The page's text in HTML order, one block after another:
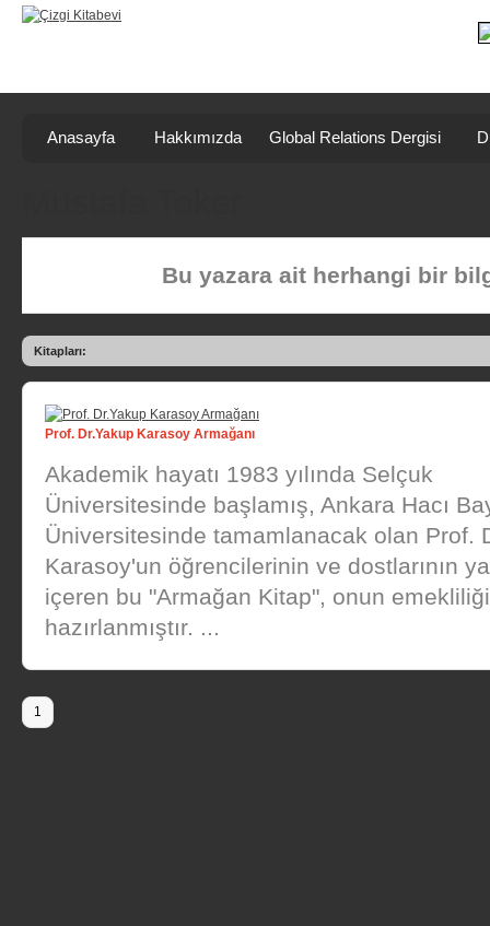
Anasayfa Hakkımızda Global Relations Dergisi
Bu yazara ait herhangi bir
Kitapları:
Prof. Dr.Yakup Karasoy Armağanı
Akademik hayatı 1983 yılında Selçuk
Üniversitesinde başlamış, Ankara Hacı
Üniversitesinde tamamlanacak olan Prof.
Karasoy'un öğrencilerinin ve dostlarının
içeren bu "Armağan Kitap", onun
hazırlanmıştır. ...
1